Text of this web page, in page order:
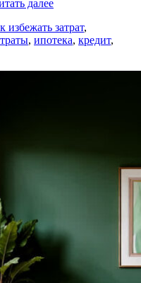
далее
избежать затрат,
, ипотека, кредит,